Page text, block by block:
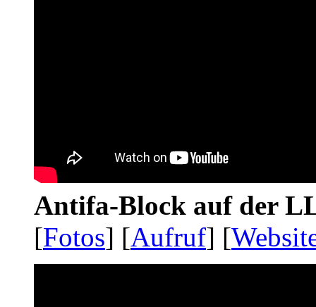
Antifa-Block auf der
[Fotos] [Aufruf] [